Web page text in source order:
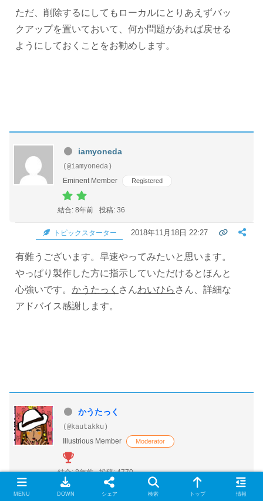
ただ、削除するにしてもローカルにとりあえずバッ
クアップを置いておいて、何か問題があれば戻せる
ようにしておくことをお勧めします。
iamyoneda
(@iamyoneda)
Eminent Member
Registered
結合: 8年前 投稿: 36
トピックスターター 2018年11月18日 22:27
有難うございます。早速やってみたいと思います。
やっぱり製作した方に指示していただけるとほんと
心強いです。 かうたっく さんわいひら さん、詳細な
アドバイス感謝します。
かうたっく
(@kautakku)
Illustrious Member
Moderator
結合: 8年前 投稿: 4770
2018年11月19日 05:24
MENU DOWN シェア 検索 トップ 情報